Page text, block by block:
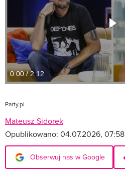
0:00 / 2:12
Party.pl
Mateusz Sidorek
Opublikowano: 04.07.2026, 07:58
Obserwuj nas w Google